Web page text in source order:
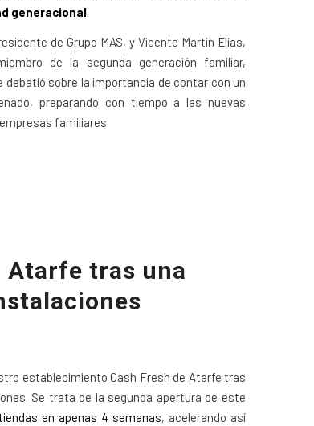
generacional.
de Grupo MAS, y Vicente Martín Elías,
de la segunda generación familiar,
sobre la importancia de contar con un
preparando con tiempo a las nuevas
familiares.
Atarfe tras una
establecimiento Cash Fresh de Atarfe tras
Se trata de la segunda apertura de este
en apenas 4 semanas, acelerando así